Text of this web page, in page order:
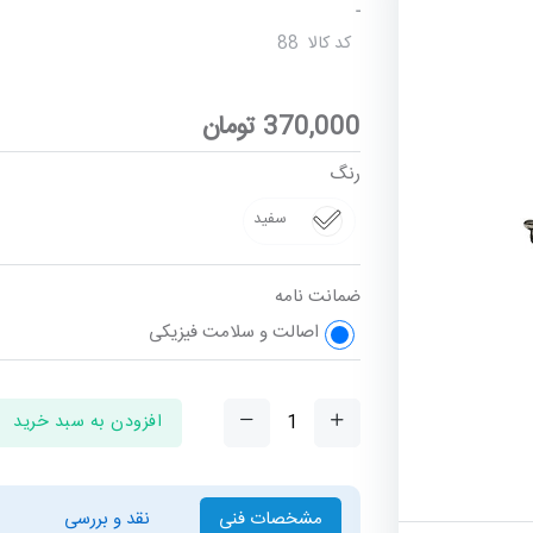
-
کد کالا 88
370,000تومان
رنگ
سفید
ضمانت نامه
اصالت و سلامت فیزیکی
افزودن به سبد خرید
مشخصات فنی نقد و بررسی